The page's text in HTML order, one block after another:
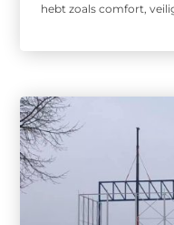
hebt zoals comfort,